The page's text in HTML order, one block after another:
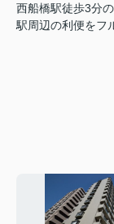
西船橋駅徒歩3分
駅周辺の利便をフ